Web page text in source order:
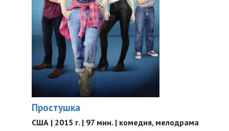
Простушка
США | 2015 г. | 97 мин. | комедия, мелодрама